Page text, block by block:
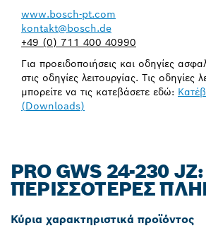
www.bosch-pt.com
kontakt@bosch.de
+49 (0) 711 400 40990
Για προειδοποιήσεις και οδηγίες
στις οδηγίες λειτουργίας. Τις οδηγίες
μπορείτε να τις κατεβάσετε εδώ:
(Downloads)
PRO GWS 24-230 JZ:
ΠΕΡΙΣΣΌΤΕΡΕΣ
Κύρια χαρακτηριστικά προϊόντος